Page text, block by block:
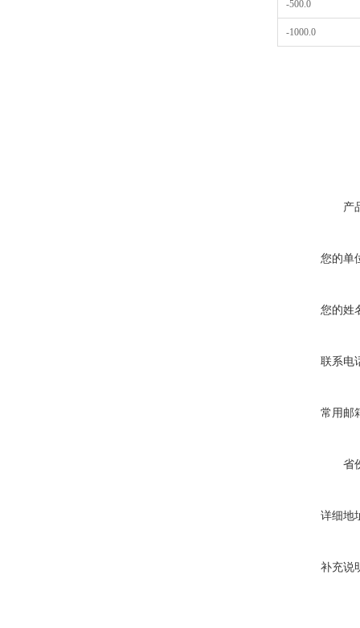
-500.0
-1000.0
产
您的单
您的姓
联系电
常用邮
省
详细地
补充说